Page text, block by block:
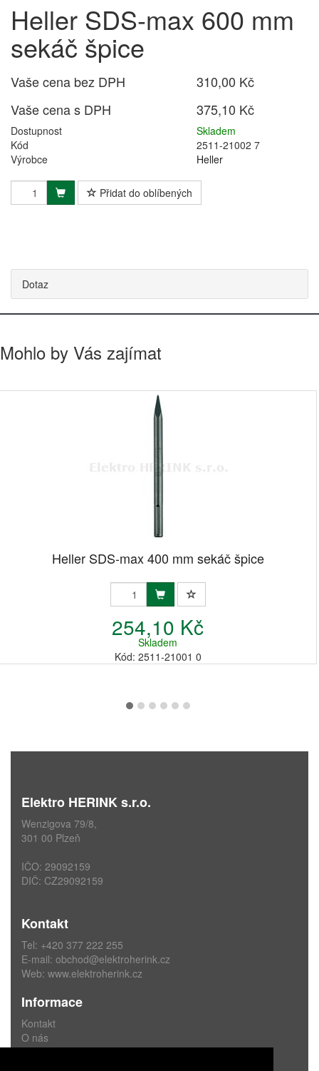
Heller SDS-max 600 mm
sekáč špice
Vaše cena bez DPH
310,00 Kč
Vaše cena s DPH
375,10 Kč
Dostupnost
Skladem
Kód
2511-21002 7
Výrobce
Heller
Přidat do oblíbených
Dotaz
Mohlo by Vás zajímat
Heller SDS-max 400 mm sekáč špice
254,10 Kč
Skladem
Kód: 2511-21001 0
Elektro HERINK s.r.o.
Wenzigova 79/8,
301 00 Plzeň
IČO: 29092159
DIČ: CZ29092159
Kontakt
Tel: +420 377 222 255
E-mail: obchod@elektroherink.cz
Web: www.elektroherink.cz
Informace
Kontakt
O nás
Obchodní podmínky